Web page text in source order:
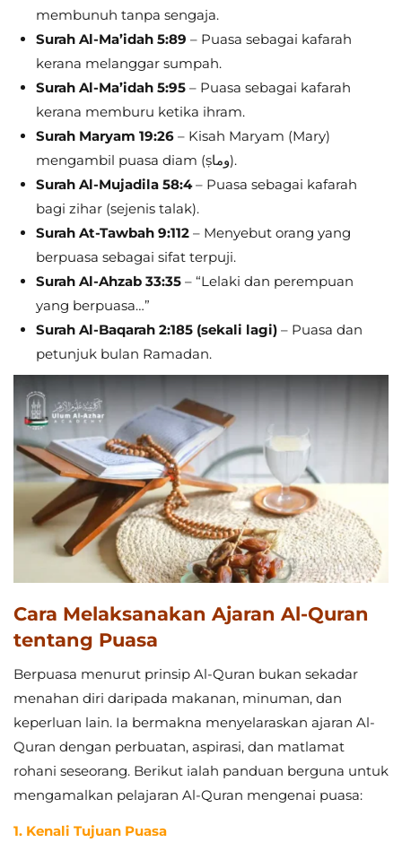
membunuh tanpa sengaja.
Surah Al-Ma’idah 5:89 – Puasa sebagai kafarah
kerana melanggar sumpah.
Surah Al-Ma’idah 5:95 – Puasa sebagai kafarah
kerana memburu ketika ihram.
Surah Maryam 19:26 – Kisah Maryam (Mary)
mengambil puasa diam (ṣوما).
Surah Al-Mujadila 58:4– Puasa sebagai kafarah
bagi zihar (sejenis talak).
Surah At-Tawbah 9:112 – Menyebut orang yang
berpuasa sebagai sifat terpuji.
Surah Al-Ahzab 33:35 – “Lelaki dan perempuan
yang berpuasa…”
Surah Al-Baqarah 2:185 (sekali lagi) – Puasa dan
petunjuk bulan Ramadan.
Cara Melaksanakan Ajaran Al-Quran
tentang Puasa
Berpuasa menurut prinsip Al-Quran bukan sekadar
menahan diri daripada makanan, minuman, dan
keperluan lain. Ia bermakna menyelaraskan ajaran Al-
Quran dengan perbuatan, aspirasi, dan matlamat
rohani seseorang. Berikut ialah panduan berguna untuk
mengamalkan pelajaran Al-Quran mengenai puasa:
1. Kenali Tujuan Puasa